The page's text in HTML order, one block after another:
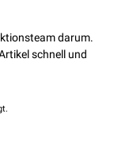
darum.
schnell und